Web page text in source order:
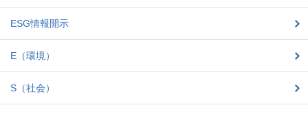
ESG情報開示
E（環境）
S（社会）